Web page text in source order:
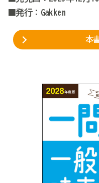
■発行：Gakken
本